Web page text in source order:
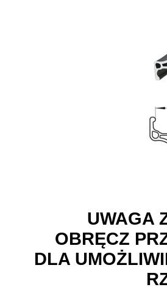
UWAGA
OBRĘCZ
DLA